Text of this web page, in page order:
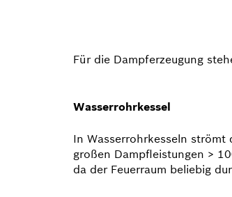
Für die Dampferzeugung
Wasserrohrkessel
In Wasserrohrkesseln strömt
großen Dampf­leistungen >
da der Feuerraum beliebig